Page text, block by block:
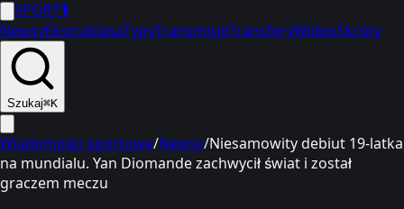
SPORT1
NewsyEkstraklasaTypyTransmisjeTransferyWideoSkróty
Szukaj⌘K
Wiadomości sportowe/Newsy/Niesamowity debiut 19-latka
na mundialu. Yan Diomande zachwycił świat i został
graczem meczu